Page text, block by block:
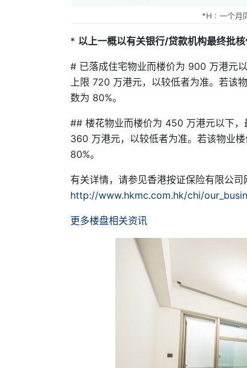
*H : 一个月
* 以上一概以有关银行/贷款机构最终批核
# 已落成住宅物业而楼价为 900 万港元
上限 720 万港元，以较低者为准。若该
数为 80%。
## 楼花物业而楼价为 450 万港元以下
360 万港元，以较低者为准。若该物业
80%。
有关详情，请参见香港按证保险有限公司
http://www.hkmc.com.hk/chi/
更多楼盘相关资讯